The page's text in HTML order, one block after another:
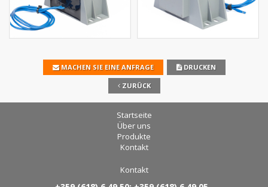
MACHEN SIE EINE ANFRAGE DRUCKEN
ZURÜCK
Startseite
Über uns
Produkte
Kontakt
Kontakt